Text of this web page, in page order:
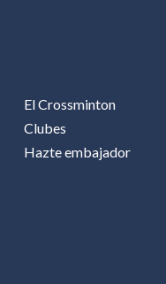
El Crossminton
Clubes
Hazte embajador